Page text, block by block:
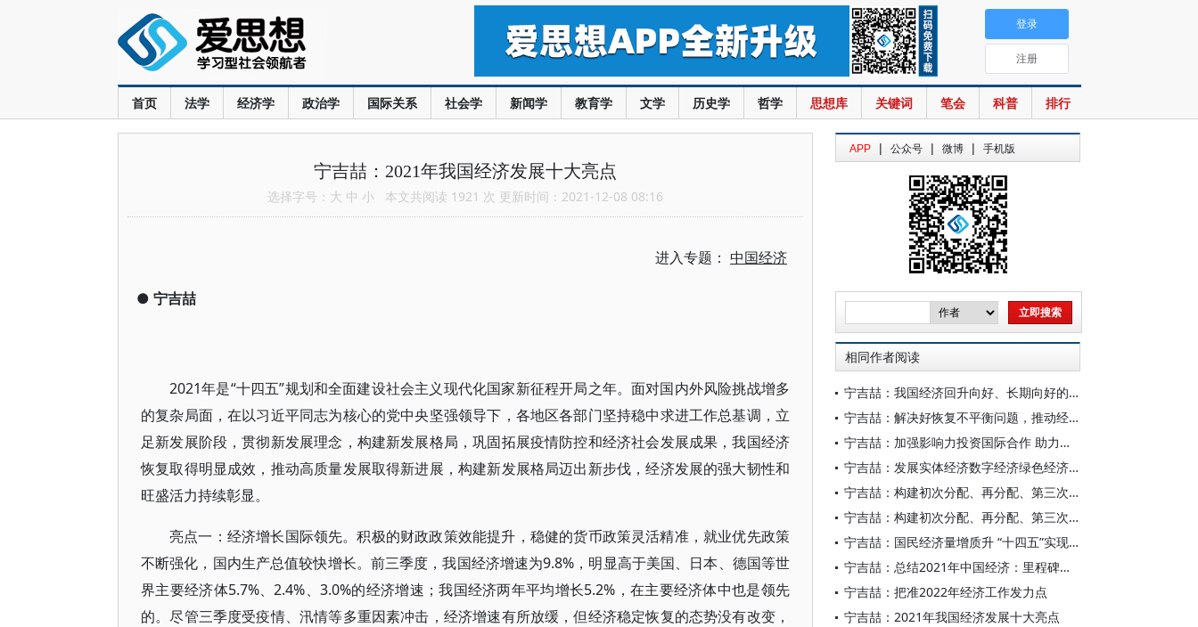
首页 法学 经济学 政治学 国际关系 社会学 新闻学 教育学 文学 历史学 哲学 思想库 关键词 笔会 科普 排行
登录
注册
宁吉喆：2021年我国经济发展十大亮点
选择字号： 大 中 小 本文共阅读 1921 次 更新时间：2021-12-08 08:16
进入专题： 中国经济
● 宁吉喆
2021年是“十四五”规划和全面建设社会主义现代化国家新征程开局之年。面对国内外风险挑战增多
的复杂局面，在以习近平同志为核心的党中央坚强领导下，各地区各部门坚持稳中求进工作总基调，立
足新发展阶段，贯彻新发展理念，构建新发展格局，巩固拓展疫情防控和经济社会发展成果，我国经济
恢复取得明显成效，推动高质量发展取得新进展，构建新发展格局迈出新步伐，经济发展的强大韧性和
旺盛活力持续彰显。
亮点一：经济增长国际领先。积极的财政政策效能提升，稳健的货币政策灵活精准，就业优先政策
不断强化，国内生产总值较快增长。前三季度，我国经济增速为9.8%，明显高于美国、日本、德国等世
界主要经济体5.7%、2.4%、3.0%的经济增速；我国经济两年平均增长5.2%，在主要经济体中也是领先
的。尽管三季度受疫情、汛情等多重因素冲击，经济增速有所放缓，但经济稳定恢复的态势没有改变，
APP | 公众号 | 微博 | 手机版
相同作者阅读
宁吉喆：我国经济回升向好、长期向好的基本趋势没有改变
宁吉喆：解决好恢复不平衡问题，推动经济运行持续好转
宁吉喆：加强影响力投资国际合作 助力全球应对气候变化
宁吉喆：发展实体经济数字经济绿色经济势在必行
宁吉喆：构建初次分配、再分配、第三次分配协调配套的制度体系
宁吉喆：构建初次分配、再分配、第三次分配协调配套的制度体系
宁吉喆：国民经济量增质升 “十四五”实现良好开局
宁吉喆：总结2021年中国经济：里程碑意义的一年
宁吉喆：把准2022年经济工作发力点
宁吉喆：2021年我国经济发展十大亮点